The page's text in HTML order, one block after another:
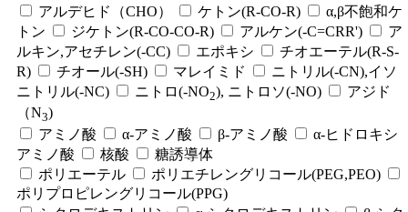
アルデヒド（CHO）
ケトン(R-CO-R)
α,β不飽和ケ
トン
ジケトン(R-CO-CO-R) アルケン(-C=CRR')
ア
ルキン,アセチレン(-CC)
エポキシ
チオエーテル(R-S-
R)
チオール(-SH) マレイミド
ニトリル(-CN),イソ
ニトリル(-NC)
ニトロ(-NO2), ニトロソ(-NO)
アジド
（N3)
アミノ酸
α-アミノ酸 β-アミノ酸
α-ヒドロキシ
アミノ酸
核酸
糖誘導体
ポリエーテル
ポリエチレングリコール(PEG,PEO)
ポリプロピレングリコール(PPG)